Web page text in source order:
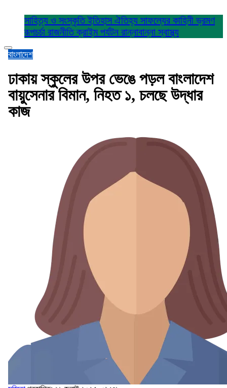
সাহিত্য ও সংস্কৃতিইতিহাস ঐতিহ্য সাফল্যের কাহিনীভ্রমণ
রূপচর্চা রাজনীতিক্রাইম পর্যটন রান্নাবান্নাস্বাস্থ্য
বাংলাদেশ
ঢাকায় স্কুলের উপর ভেঙে পড়ল বাংলাদেশ
বায়ুসেনার বিমান, নিহত ১, চলছে উদ্ধার
কাজ